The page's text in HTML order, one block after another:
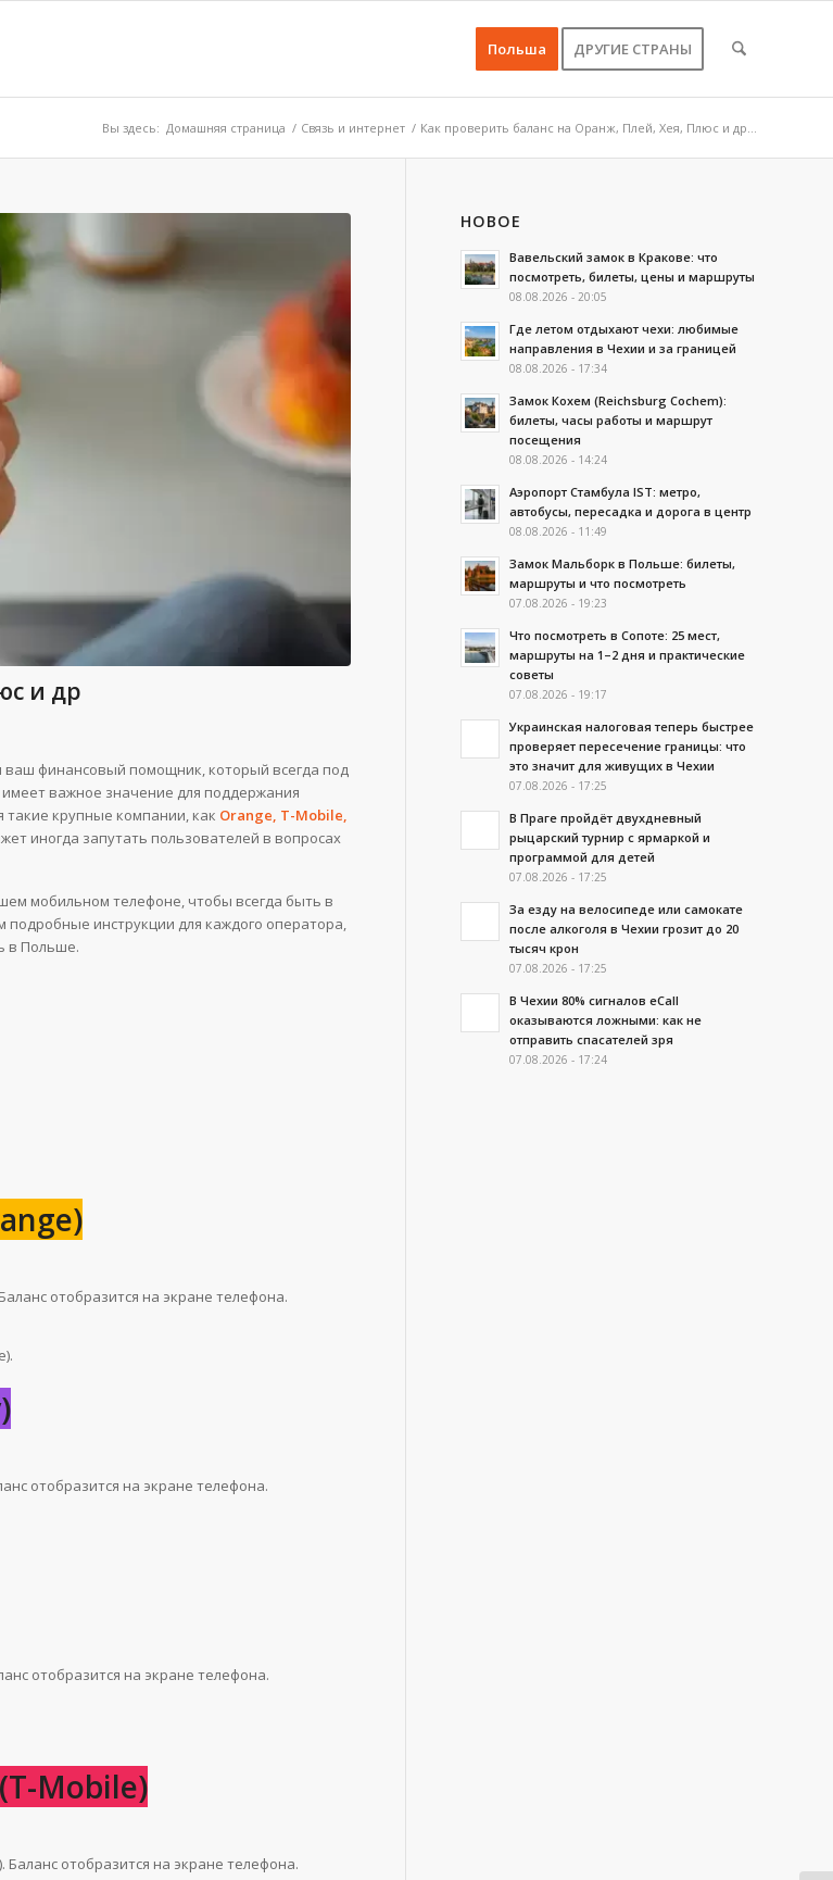
Польша ДРУГИЕ СТРАНЫ
Вы здесь: Домашняя страница / Связь и интернет / Как проверить баланс на Оранж, Плей, Хея, Плюс и др...
и др
ваш финансовый помощник, который всегда под
важное значение для поддержания
крупные компании, как Orange, T-Mobile,
иногда запутать пользователей в вопросах
мобильном телефоне, чтобы всегда быть в
инструкции для каждого оператора,
в Польше.
отобразится на экране телефона.
отобразится на экране телефона.
отобразится на экране телефона.
Mobile)
отобразится на экране телефона.
НОВОЕ
Вавельский замок в Кракове: что
посмотреть, билеты, цены и маршруты
08.08.2026 - 20:05
Где летом отдыхают чехи: любимые
направления в Чехии и за границей
08.08.2026 - 17:34
Замок Кохем (Reichsburg Cochem):
билеты, часы работы и маршрут
посещения
08.08.2026 - 14:24
Аэропорт Стамбула IST: метро,
автобусы, пересадка и дорога в центр
08.08.2026 - 11:49
Замок Мальборк в Польше: билеты,
маршруты и что посмотреть
07.08.2026 - 19:23
Что посмотреть в Сопоте: 25 мест,
маршруты на 1–2 дня и практические
советы
07.08.2026 - 19:17
Украинская налоговая теперь быстрее
проверяет пересечение границы: что
это значит для живущих в Чехии
07.08.2026 - 17:25
В Праге пройдёт двухдневный
рыцарский турнир с ярмаркой и
программой для детей
07.08.2026 - 17:25
За езду на велосипеде или самокате
после алкоголя в Чехии грозит до 20
тысяч крон
07.08.2026 - 17:25
В Чехии 80% сигналов eCall
оказываются ложными: как не
отправить спасателей зря
07.08.2026 - 17:24